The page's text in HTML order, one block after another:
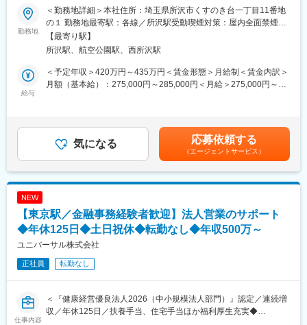
経験を積めば管理職やリーダーとしてチームを牽引するポジショ
ンも目指せます。
■業務・会社の魅力：
な事務作業に関するものだけでなく、税制上の知識、確定拠出年
金以外の退職金制度など幅広いですが、給付請求の受付から支給
◎確定拠出年金に関する知識だけでなく、税法などの理解を深め
容を明確にする」力を身に付けることができます。
いて学びやすい職場環境となっています。
会社としても年金事業という社会貢献性の高いものに取り組んで
いることもあり、社会から必要とされているサービスに関わって
変更の範囲：業務部管轄業務全般
■業務概要：
当社は西武グループの小規模～大規模法人のコーポレート機能を
担うシェアード企業です。入社後は経理業務（グループ会社の決
算･税務に関する業務など）を担っていただきます。
入社後1年半は指導員によるOJTに加えて1年間のメンター制度を
導入し、先輩社員が悩みなどを相談できる環境も整えております
ので未経験でも安心して活躍できる環境です。
・損益計算書・貸借対照表の作成
・四半期ごとの決算業務
会社を1社担当頂きます。いきなりすべてを任せる訳ではなく、で
きる業務から担当頂きますのでご安心ください。
実績として入社2年目社員が西武ライオンズの経理業務を担当して
＜サポート体制＞
業務とは離れた先輩社員が相談できる環境も整備しております。
勤務地
＜勤務地詳細＞本社住所：埼玉県所沢市くすのき台一丁目11番地
の１ 勤務地最寄駅：各線／所沢駅受動喫煙対策：屋内全面禁煙変
更の範囲：会社の定める事業所（リモートワーク含む）
【最寄り駅】
所沢駅、航空公園駅、西所沢駅
給与
＜予定年収＞420万円～435万円＜賃金形態＞月給制＜賃金内訳＞
月額（基本給）：275,000円～285,000円＜月給＞275,000円～
選考を通じて上下する可能性があります。月給(月額)は固定手当を
含めた表記です。
気になる 応募依頼する
（エージェントサービス）
NEW
【東京駅／金融事務経験者歓迎】法人営業のサポート
◆年休125日◆土日祝休◆転勤なし◆年収500万～
ユニバーサル株式会社
正社員 転勤なし
仕事内容
＜『健康経営優良法人2026（中小規模法人部門）』認定／連続増
収／年休125日／扶養手当、住宅手当ほか福利厚生充実◆